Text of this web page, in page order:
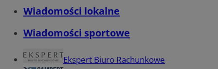
Wiadomości lokalne
Wiadomości sportowe
Ekspert Biuro Rachunkowe